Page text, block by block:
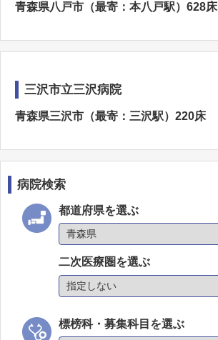
青森県八戸市（最寄：本八戸駅）628床
三沢市立三沢病院
青森県三沢市（最寄：三沢駅）220床
病院検索
都道府県を選ぶ
二次医療圏を選ぶ
標榜科・募集科目を選ぶ